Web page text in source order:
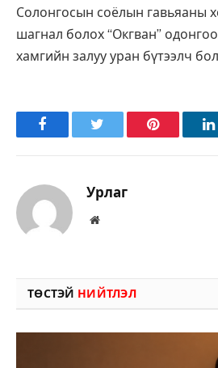
Солонгосын соёлын гавьяаны
шагнал болох “Окгван”
хамгийн залуу уран бүтээлч
FacebookTwitter Pinterest
Урлаг
Вэбсайт
ТӨСТЭЙ НИЙТЛЭЛ